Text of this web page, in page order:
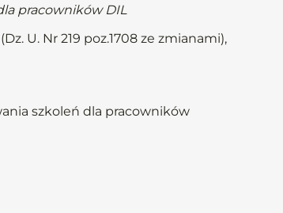
pracowników DIL
U. Nr 219 poz.1708 ze zmianami),
szkoleń dla pracowników